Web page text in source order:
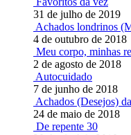
31 de julho de 2019
Achados londrinos
4 de outubro de 2018
Meu corpo, minhas
2 de agosto de 2018
Autocuidado
7 de junho de 2018
Achados (Desejos)
24 de maio de 2018
De repente 30